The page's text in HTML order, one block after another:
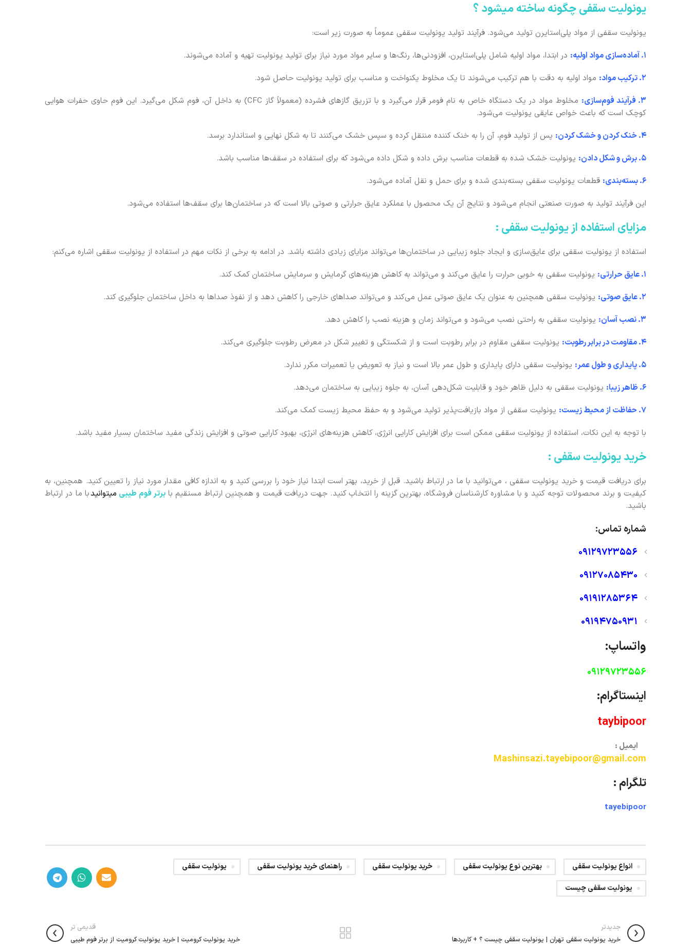
یونولیت سقفی چگونه ساخته میشود ؟
یونولیت سقفی از مواد پلی‌استایرن تولید می‌شود. فرآیند تولید یونولیت سقفی عموماً به صورت زیر است:
1. آماده‌سازی مواد اولیه:
در ابتدا، مواد اولیه شامل پلی‌استایرن، افزودنی‌ها، رنگ‌ها و سایر مواد مورد نیاز برای تولید یونولیت تهیه و آماده می‌شوند.
2. ترکیب مواد:
مواد اولیه به دقت با هم ترکیب می‌شوند تا یک مخلوط یکنواخت و مناسب برای تولید یونولیت حاصل شود.
3. فرآیند فوم‌سازی:
مخلوط مواد در یک دستگاه خاص به نام فومر قرار می‌گیرد و با تزریق گازهای فشرده (معمولاً گاز CFC) به داخل آن، فوم شکل می‌گیرد. این فوم حاوی حفرات هوایی
کوچک است که باعث خواص عایقی یونولیت می‌شود.
4. خنک کردن و خشک کردن:
پس از تولید فوم، آن را به خنک کننده منتقل کرده و سپس خشک می‌کنند تا به شکل نهایی و استاندارد برسد.
5. برش و شکل دادن:
یونولیت خشک شده به قطعات مناسب برش داده و شکل داده می‌شود که برای استفاده در سقف‌ها مناسب باشد.
6. بسته‌بندی:
قطعات یونولیت سقفی بسته‌بندی شده و برای حمل و نقل آماده می‌شود.
این فرآیند تولید به صورت صنعتی انجام می‌شود و نتایج آن یک محصول با عملکرد عایق حرارتی و صوتی بالا است که در ساختمان‌ها برای سقف‌ها استفاده می‌شود.
مزایای استفاده از یونولیت سقفی :
استفاده از یونولیت سقفی برای عایق‌سازی و ایجاد جلوه زیبایی در ساختمان‌ها می‌تواند مزایای زیادی داشته باشد. در ادامه به برخی از نکات مهم در استفاده از یونولیت سقفی اشاره می‌کنم:
1. عایق حرارتی:
یونولیت سقفی به خوبی حرارت را عایق می‌کند و می‌تواند به کاهش هزینه‌های گرمایش و سرمایش ساختمان کمک کند.
2. عایق صوتی:
یونولیت سقفی همچنین به عنوان یک عایق صوتی عمل می‌کند و می‌تواند صداهای خارجی را کاهش دهد و از نفوذ صداها به داخل ساختمان جلوگیری کند.
3. نصب آسان:
یونولیت سقفی به راحتی نصب می‌شود و می‌تواند زمان و هزینه نصب را کاهش دهد.
4. مقاومت در برابر رطوبت:
یونولیت سقفی مقاوم در برابر رطوبت است و از شکستگی و تغییر شکل در معرض رطوبت جلوگیری می‌کند.
5. پایداری و طول عمر:
یونولیت سقفی دارای پایداری و طول عمر بالا است و نیاز به تعویض یا تعمیرات مکرر ندارد.
6. ظاهر زیبا:
یونولیت سقفی به دلیل ظاهر خود و قابلیت شکل‌دهی آسان، به جلوه زیبایی به ساختمان می‌دهد.
7. حفاظت از محیط زیست:
یونولیت سقفی از مواد بازیافت‌پذیر تولید می‌شود و به حفظ محیط زیست کمک می‌کند.
با توجه به این نکات، استفاده از یونولیت سقفی ممکن است برای افزایش کارایی انرژی، کاهش هزینه‌های انرژی، بهبود کارایی صوتی و افزایش زندگی مفید ساختمان بسیار مفید باشد.
خرید یونولیت سقفی :
برای دریافت قیمت و خرید یونولیت سقفی ، می‌توانید با ما در ارتباط باشید. قبل از خرید، بهتر است ابتدا نیاز خود را بررسی کنید و به اندازه کافی مقدار مورد نیاز را تعیین کنید. همچنین، به
کیفیت و برند محصولات توجه کنید و با مشاوره کارشناسان فروشگاه، بهترین گزینه را انتخاب کنید. جهت دریافت قیمت و همچنین ارتباط مستقیم بابرتر فوم طیبی میتوانیدبا ما در ارتباط
باشید.
شماره تماس:
09129723556
09127085430
09191285364
09194750931
واتساپ:
09129723556
اینستاگرام:
taybipoor
ایمیل :
Mashinsazi.tayebipoor@gmail.com
تلگرام :
tayebipoor
انواع یونولیت سقفی بهترین نوع یونولیت سقفی خرید یونولیت سقفی راهنمای خرید یونولیت سقفی
یونولیت سقفی
یونولیت سقفی چیست
جدیدتر
خرید یونولیت سقفی تهران | یونولیت سقفی چیست ؟ + کاربردها
قدیمی تر
خرید یونولیت کرومیت | خرید یونولیت کرومیت از برتر فوم طیبی